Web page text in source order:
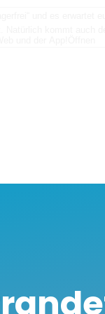
und es erwartet
kommt auch